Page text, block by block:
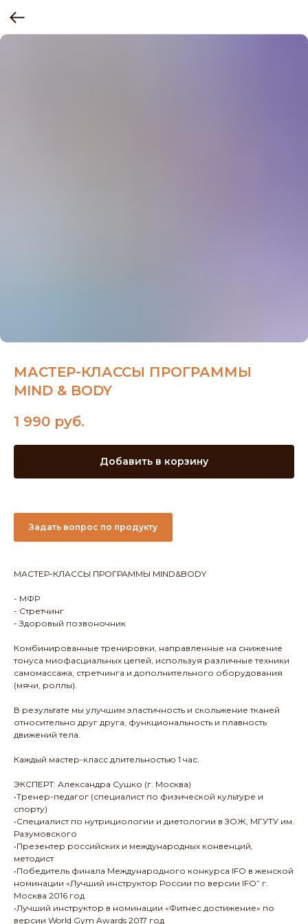
МАСТЕР-КЛАССЫ ПРОГРАММЫ
MIND & BODY
1 990 руб.
Добавить в корзину
Задать вопрос по продукту
МАСТЕР-КЛАССЫ ПРОГРАММЫ MIND&BODY
- МФР
- Стретчинг
- Здоровый позвоночник
Комбинированные тренировки, направленные на снижение
тонуса миофасциальных цепей, используя различные техники
самомассажа, стретчинга и дополнительного оборудования
(мячи, роллы).
В результате мы улучшим эластичность и скольжение тканей
относительно друг друга, функциональность и плавность
движений тела.
Каждый мастер-класс длительностью 1 час.
ЭКСПЕРТ: Александра Сушко (г. Москва)
•Тренер-педагог (специалист по физической культуре и
спорту)
•Специалист по нутрициологии и диетологии в ЗОЖ, МГУТУ им.
Разумовского
•Презентер российских и международных конвенций,
методист
•Победитель финала Международного конкурса IFO в женской
номинации «Лучший инструктор России по версии IFO” г.
Москва 2016 год
•Лучший инструктор в номинации «Фитнес достижение» по
версии World Gym Awards 2017 год